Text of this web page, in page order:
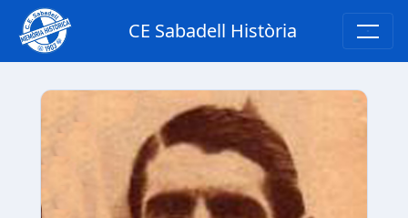
CE Sabadell Història